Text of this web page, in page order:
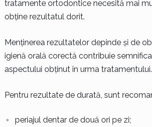
tratamente ortodontice necesită mai
obține rezultatul dorit.
Menținerea rezultatelor depinde și de
igienă orală corectă contribuie
aspectului obținut în urma tratamentului.
Pentru rezultate de durată, sunt
periajul dentar de două ori pe zi;